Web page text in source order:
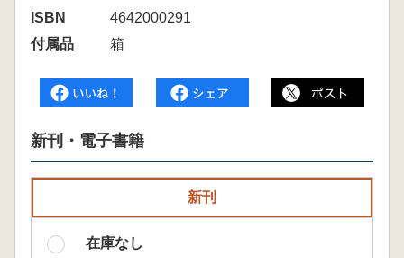
ISBN
4642000291
付属品
箱
新刊・電子書籍
新刊
在庫なし